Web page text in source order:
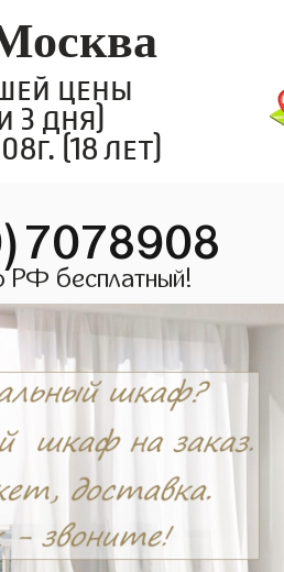
цены
3 дня)
(18 лет)
РФ бесплатный!